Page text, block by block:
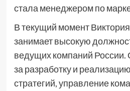
стала менеджером по
В текущий момент
занимает высокую
ведущих компаний России.
за разработку и
стратегий, управление